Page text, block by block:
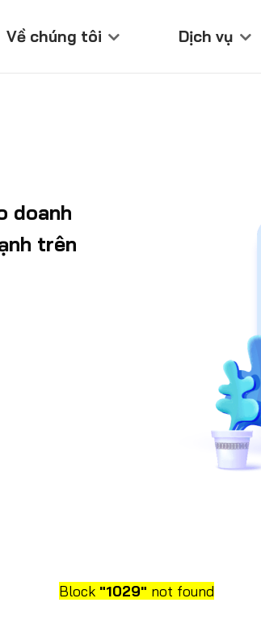
Về chúng tôi Dịch vụ
doanh
trên
Block "1029" not found